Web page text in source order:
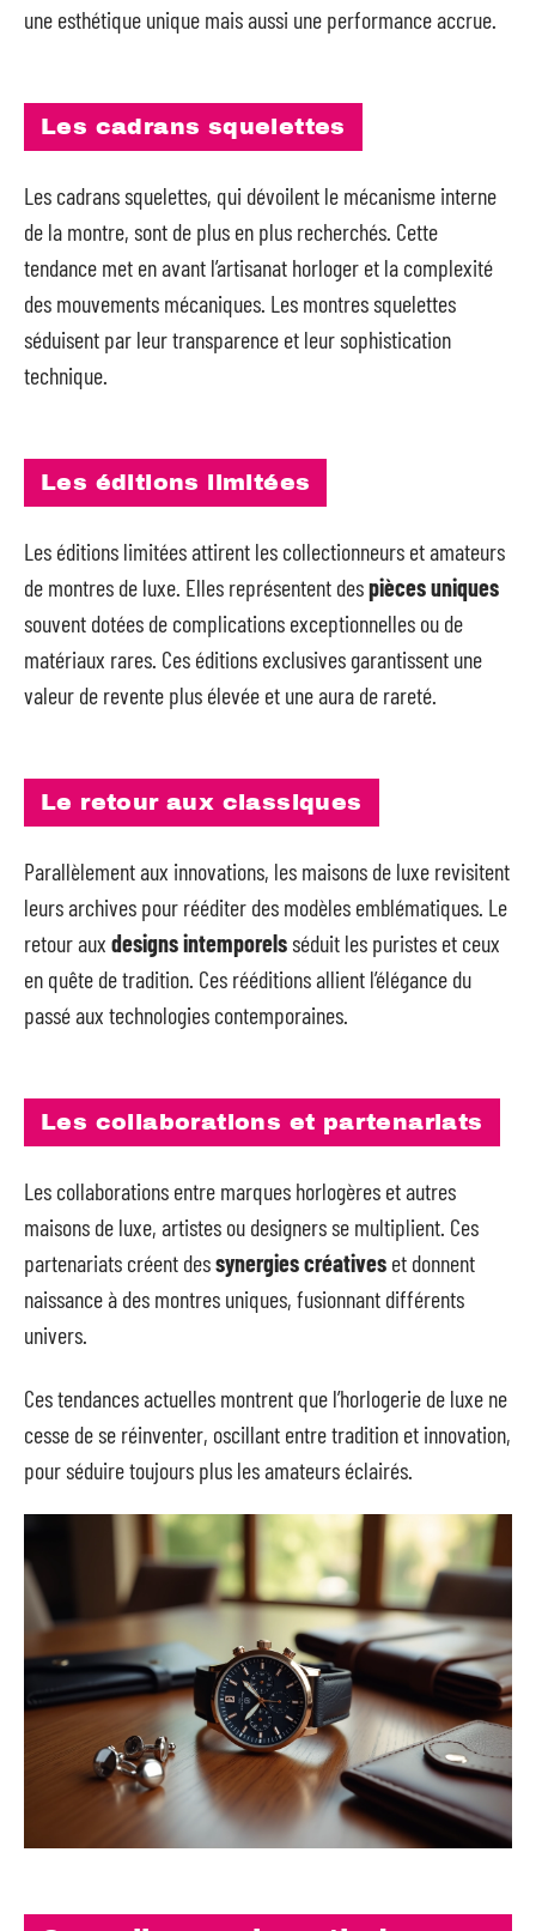
une esthétique unique mais aussi une performance accrue.
Les cadrans squelettes
Les cadrans squelettes, qui dévoilent le mécanisme interne
de la montre, sont de plus en plus recherchés. Cette
tendance met en avant l’artisanat horloger et la complexité
des mouvements mécaniques. Les montres squelettes
séduisent par leur transparence et leur sophistication
technique.
Les éditions limitées
Les éditions limitées attirent les collectionneurs et amateurs
de montres de luxe. Elles représentent despièces uniques
souvent dotées de complications exceptionnelles ou de
matériaux rares. Ces éditions exclusives garantissent une
valeur de revente plus élevée et une aura de rareté.
Le retour aux classiques
Parallèlement aux innovations, les maisons de luxe revisitent
leurs archives pour rééditer des modèles emblématiques. Le
retour aux designs intemporelsséduit les puristes et ceux
en quête de tradition. Ces rééditions allient l’élégance du
passé aux technologies contemporaines.
Les collaborations et partenariats
Les collaborations entre marques horlogères et autres
maisons de luxe, artistes ou designers se multiplient. Ces
partenariats créent dessynergies créatives et donnent
naissance à des montres uniques, fusionnant différents
univers.
Ces tendances actuelles montrent que l’horlogerie de luxe ne
cesse de se réinventer, oscillant entre tradition et innovation,
pour séduire toujours plus les amateurs éclairés.